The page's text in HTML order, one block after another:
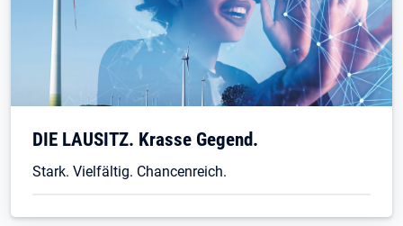
DIE LAUSITZ. Krasse Gegend.
Stark. Vielfältig. Chancenreich.